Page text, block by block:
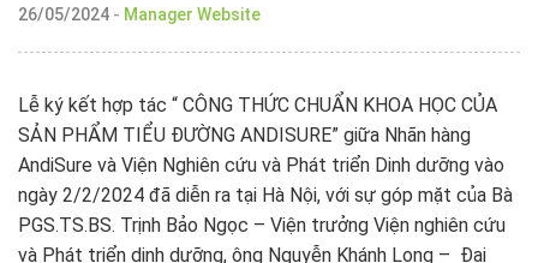
26/05/2024 - Manager Website
Lễ ký kết hợp tác “ CÔNG THỨC CHUẨN KHOA HỌC CỦA
SẢN PHẨM TIỂU ĐƯỜNG ANDISURE” giữa Nhãn hàng
AndiSure và Viện Nghiên cứu và Phát triển Dinh dưỡng vào
ngày 2/2/2024 đã diễn ra tại Hà Nội, với sự góp mặt của Bà
PGS.TS.BS. Trịnh Bảo Ngọc – Viện trưởng Viện nghiên cứu
và Phát triển dinh dưỡng, ông Nguyễn Khánh Long – Đại